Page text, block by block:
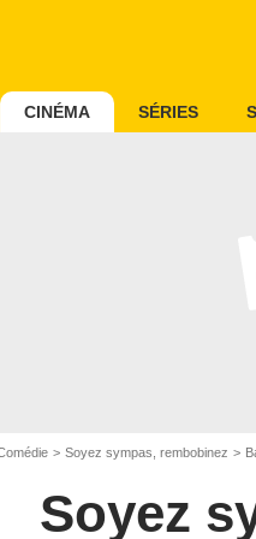
CINÉMA SÉRIES
Soyez sympas, rembobinez
Soyez